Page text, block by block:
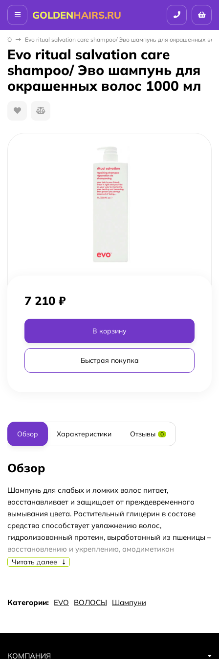
GOLDENHAIRS.RU
EVO Evo ritual salvation care shampoo/ Эво шампунь для окрашенных
Evo ritual salvation care
shampoo/ Эво шампунь для
окрашенных волос 1000 мл
7 210 ₽
В корзину
Быстрая покупка
Обзор Характеристики Отзывы 0
Обзор
Шампунь для слабых и ломких волос питает,
восстанавливает и защищает от преждевременного
вымывания цвета. Растительный глицерин в составе
средства способствует увлажнению волос,
гидролизованный протеин, выработанный из пшеницы –
восстановлению и укреплению, амодиметикон
разглаживает кутикулу волос, что делает их
Представляем Evo ritual salvation care shampoo.
ингредиентами, которые лояльно удаляют загрязнения
остатками косметических средств. Продукт очищает
Читать далее
Категории: EVO ВОЛОСЫ Шампуни
КОМПАНИЯ